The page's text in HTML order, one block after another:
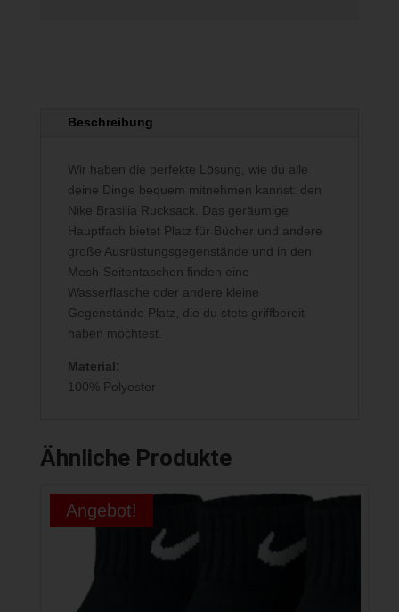
Beschreibung
Wir haben die perfekte Lösung, wie du alle
deine Dinge bequem mitnehmen kannst: den
Nike Brasilia Rucksack. Das geräumige
Hauptfach bietet Platz für Bücher und andere
große Ausrüstungsgegenstände und in den
Mesh-Seitentaschen finden eine
Wasserflasche oder andere kleine
Gegenstände Platz, die du stets griffbereit
haben möchtest.
Material:
100% Polyester
Ähnliche Produkte
Angebot!